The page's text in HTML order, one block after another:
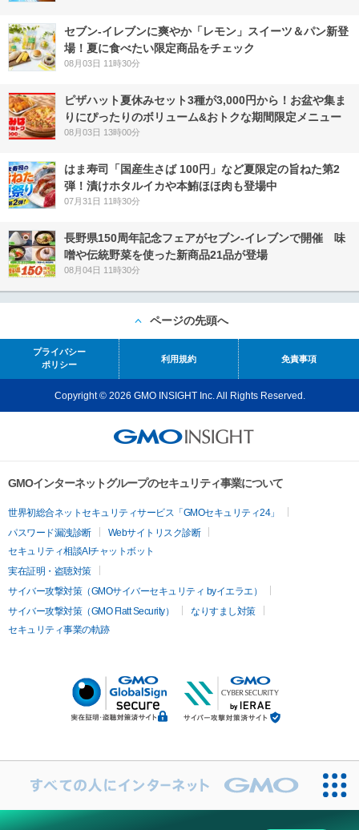
セブン‐イレブンに爽やか「レモン」スイーツ＆パン新登
場！夏に食べたい限定商品をチェック
08月03日 11時30分
ピザハット夏休みセット3種が3,000円から！お盆や集ま
りにぴったりのボリューム&おトクな期間限定メニュー
08月03日 13時00分
はま寿司「国産生さば 100円」など夏限定の旨ねた第2
弾！漬けホタルイカや本鮪ほほ肉も登場中
07月31日 11時30分
長野県150周年記念フェアがセブン-イレブンで開催 味
噌や伝統野菜を使った新商品21品が登場
08月04日 11時30分
ページの先頭へ
プライバシー
ポリシー
利用規約 免責事項
Copyright © 2026 GMO INSIGHT Inc. All Rights Reserved.
GMOインターネットグループのセキュリティ事業について
世界初総合ネットセキュリティサービス「GMOセキュリティ24」
パスワード漏洩診断
Webサイトリスク診断
セキュリティ相談AIチャットボット
実在証明・盗聴対策
サイバー攻撃対策（GMOサイバーセキュリティ byイエラエ）
サイバー攻撃対策（GMO Flatt Security）
なりすまし対策
セキュリティ事業の軌跡